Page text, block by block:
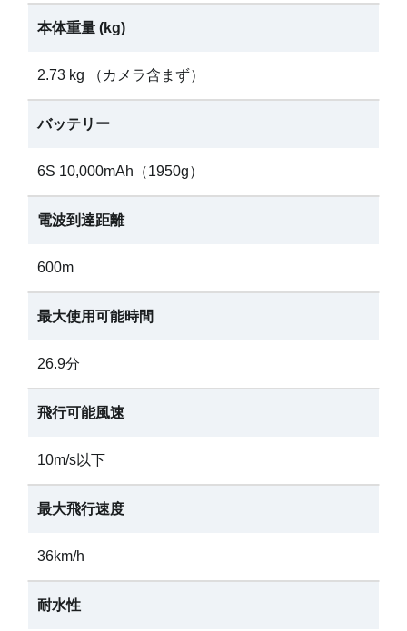
本体重量 (kg)
2.73 kg （カメラ含まず）
バッテリー
6S 10,000mAh（1950g）
電波到達距離
600m
最大使用可能時間
26.9分
飛行可能風速
10m/s以下
最大飛行速度
36km/h
耐水性